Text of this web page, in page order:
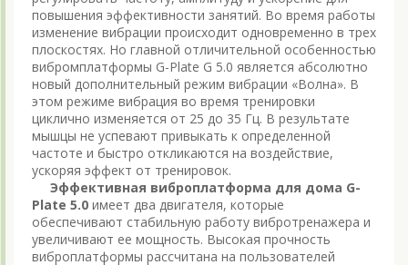
повышения эффективности занятий. Во время работы
изменение вибрации происходит одновременно в трех
плоскостях. Но главной отличительной особенностью
вибромплатформы G-Plate G 5.0 является абсолютно
новый дополнительный режим вибрации «Волна». В
этом режиме вибрация во время тренировки
циклично изменяется от 25 до 35 Гц. В результате
мышцы не успевают привыкать к определенной
частоте и быстро откликаются на воздействие,
ускоряя эффект от тренировок.
Эффективная виброплатформа для дома G-
Plate 5.0 имеет два двигателя, которые
обеспечивают стабильную работу вибротренажера и
увеличивают ее мощность. Высокая прочность
виброплатформы рассчитана на пользователей